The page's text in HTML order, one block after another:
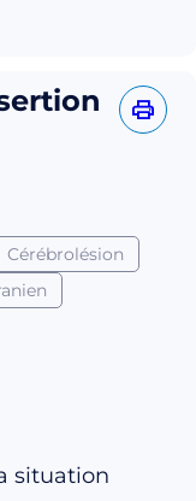
Cérébrolésion
situation